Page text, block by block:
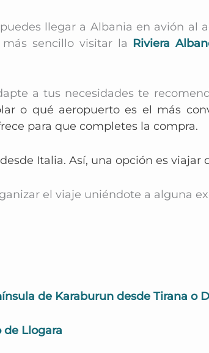
llegar a Albania en avión al
sencillo visitar la Riviera
a tus necesidades te
o qué aeropuerto es el más
para que completes la compra.
Italia. Así, una opción es viajar
el viaje uniéndote a alguna
de Karaburun desde Tirana o
de Llogara